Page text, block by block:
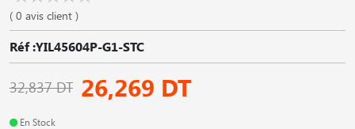
( 0 avis client )
Réf :YIL45604P-G1-STC
32,837 DT 26,269 DT
En Stock